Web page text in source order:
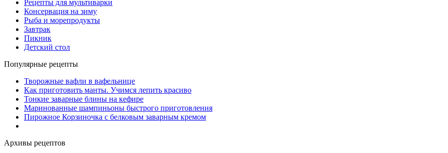
Рецепты для мультиварки
Консервация на зиму
Рыба и морепродукты
Завтрак
Пикник
Детский стол
Популярные рецепты
Творожные вафли в вафельнице
Как приготовить манты. Учимся лепить красиво
Тонкие заварные блины на кефире
Маринованные шампиньоны быстрого приготовления
Пирожное Корзиночка с белковым заварным кремом
Архивы рецептов